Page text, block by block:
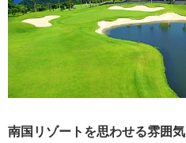
南国リゾートを思わせる雰囲気